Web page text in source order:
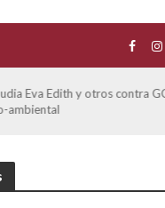
amparo – empleo publico